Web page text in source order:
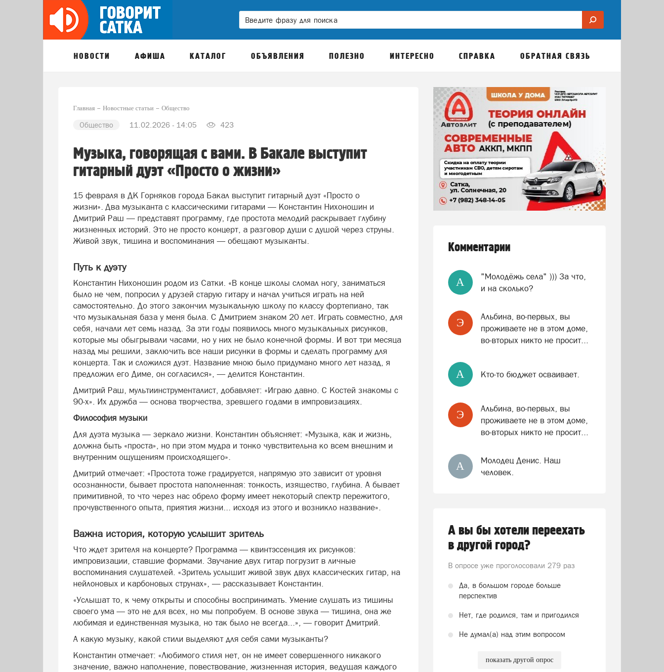
НОВОСТИ АФИША КАТАЛОГ ОБЪЯВЛЕНИЯ ПОЛЕЗНО ИНТЕРЕСНО СПРАВКА ОБРАТНАЯ СВЯЗЬ
Главная Новостные статьи Общество
Общество 11.02.2026 - 14:05 423
Музыка, говорящая с вами. В Бакале выступит
гитарный дуэт «Просто о жизни»
15 февраля в ДК Горняков города Бакал выступит гитарный дуэт «Просто о
жизни». Два музыканта с классическими гитарами — Константин Нихоношин и
Дмитрий Раш — представят программу, где простота мелодий раскрывает глубину
жизненных историй. Это не просто концерт, а разговор души с душой через струны.
Живой звук, тишина и воспоминания — обещают музыканты.
Путь к дуэту
Константин Нихоношин родом из Сатки. «В конце школы сломал ногу, заниматься
было не чем, попросил у друзей старую гитару и начал учиться играть на ней
самостоятельно. До этого закончил музыкальную школу по классу фортепиано, так
что музыкальная база у меня была. С Дмитрием знаком 20 лет. Играть совместно, для
себя, начали лет семь назад. За эти годы появилось много музыкальных рисунков,
которые мы обыгрывали часами, но у них не было конечной формы. И вот три месяца
назад мы решили, заключить все наши рисунки в формы и сделать программу для
концерта. Так и сложился дуэт. Название мною было придумано много лет назад, я
предложил его Диме, он согласился», — делится Константин.
Дмитрий Раш, мультиинструменталист, добавляет: «Играю давно. С Костей знакомы с
90-х». Их дружба — основа творчества, зревшего годами в импровизациях.
Философия музыки
Для дуэта музыка — зеркало жизни. Константин объясняет: «Музыка, как и жизнь,
должна быть «проста», но при этом мудра и тонко чувствительна ко всем внешним и
внутренним ощущениям происходящего».
Дмитрий отмечает: «Простота тоже градируется, напрямую это зависит от уровня
осознанности, бывает простота наполненная: тонкость, изящество, глубина. А бывает
примитивной, то что через нас обрело форму имеет некоторый спектр пережитого,
прочувственного опыта, приятия жизни... исходя из этого и возникло название».
Важна история, которую услышит зритель
Что ждет зрителя на концерте? Программа — квинтэссенция их рисунков:
импровизации, ставшие формами. Звучание двух гитар погрузит в личные
воспоминания слушателей. «Зритель услышит живой звук двух классических гитар, на
нейлоновых и карбоновых струнах», — рассказывает Константин.
«Услышат то, к чему открыты и способны воспринимать. Умение слушать из тишины
своего ума — это не для всех, но мы попробуем. В основе звука — тишина, она же
любимая и единственная музыка, но так было не всегда...», — говорит Дмитрий.
А какую музыку, какой стили выделяют для себя сами музыканты?
Константин отмечает: «Любимого стиля нет, он не имеет совершенного никакого
значение, важно наполнение, повествование, жизненная история, ведущая каждого
Комментарии
A
"Молодёжь села" ))) За что,
и на сколько?
Э
Альбина, во-первых, вы
проживаете не в этом доме,
во-вторых никто не просит...
A Кто-то бюджет осваивает.
Э
Альбина, во-первых, вы
проживаете не в этом доме,
во-вторых никто не просит...
А
Молодец Денис. Наш
человек.
А вы бы хотели переехать
в другой город?
В опросе уже проголосовали 279 раз
Да, в большом городе больше
перспектив
Нет, где родился, там и пригодился
Не думал(а) над этим вопросом
показать другой опрос